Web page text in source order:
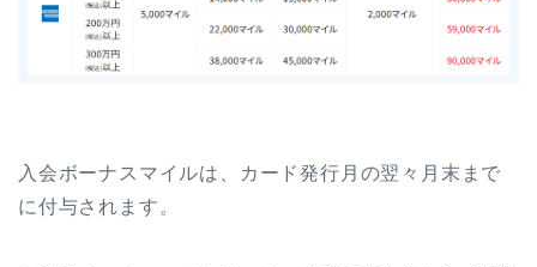
入会ボーナスマイルは、カード発行月の翌々月末まで
に付与されます。